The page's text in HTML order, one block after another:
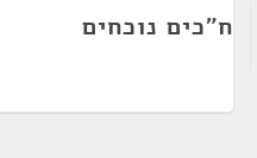
ח"כים נוכחים